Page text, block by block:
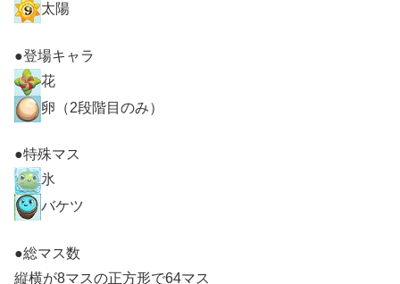
太陽
●登場キャラ
花
卵（2段階目のみ）
●特殊マス
氷
バケツ
●総マス数
縦横が8マスの正方形で64マス